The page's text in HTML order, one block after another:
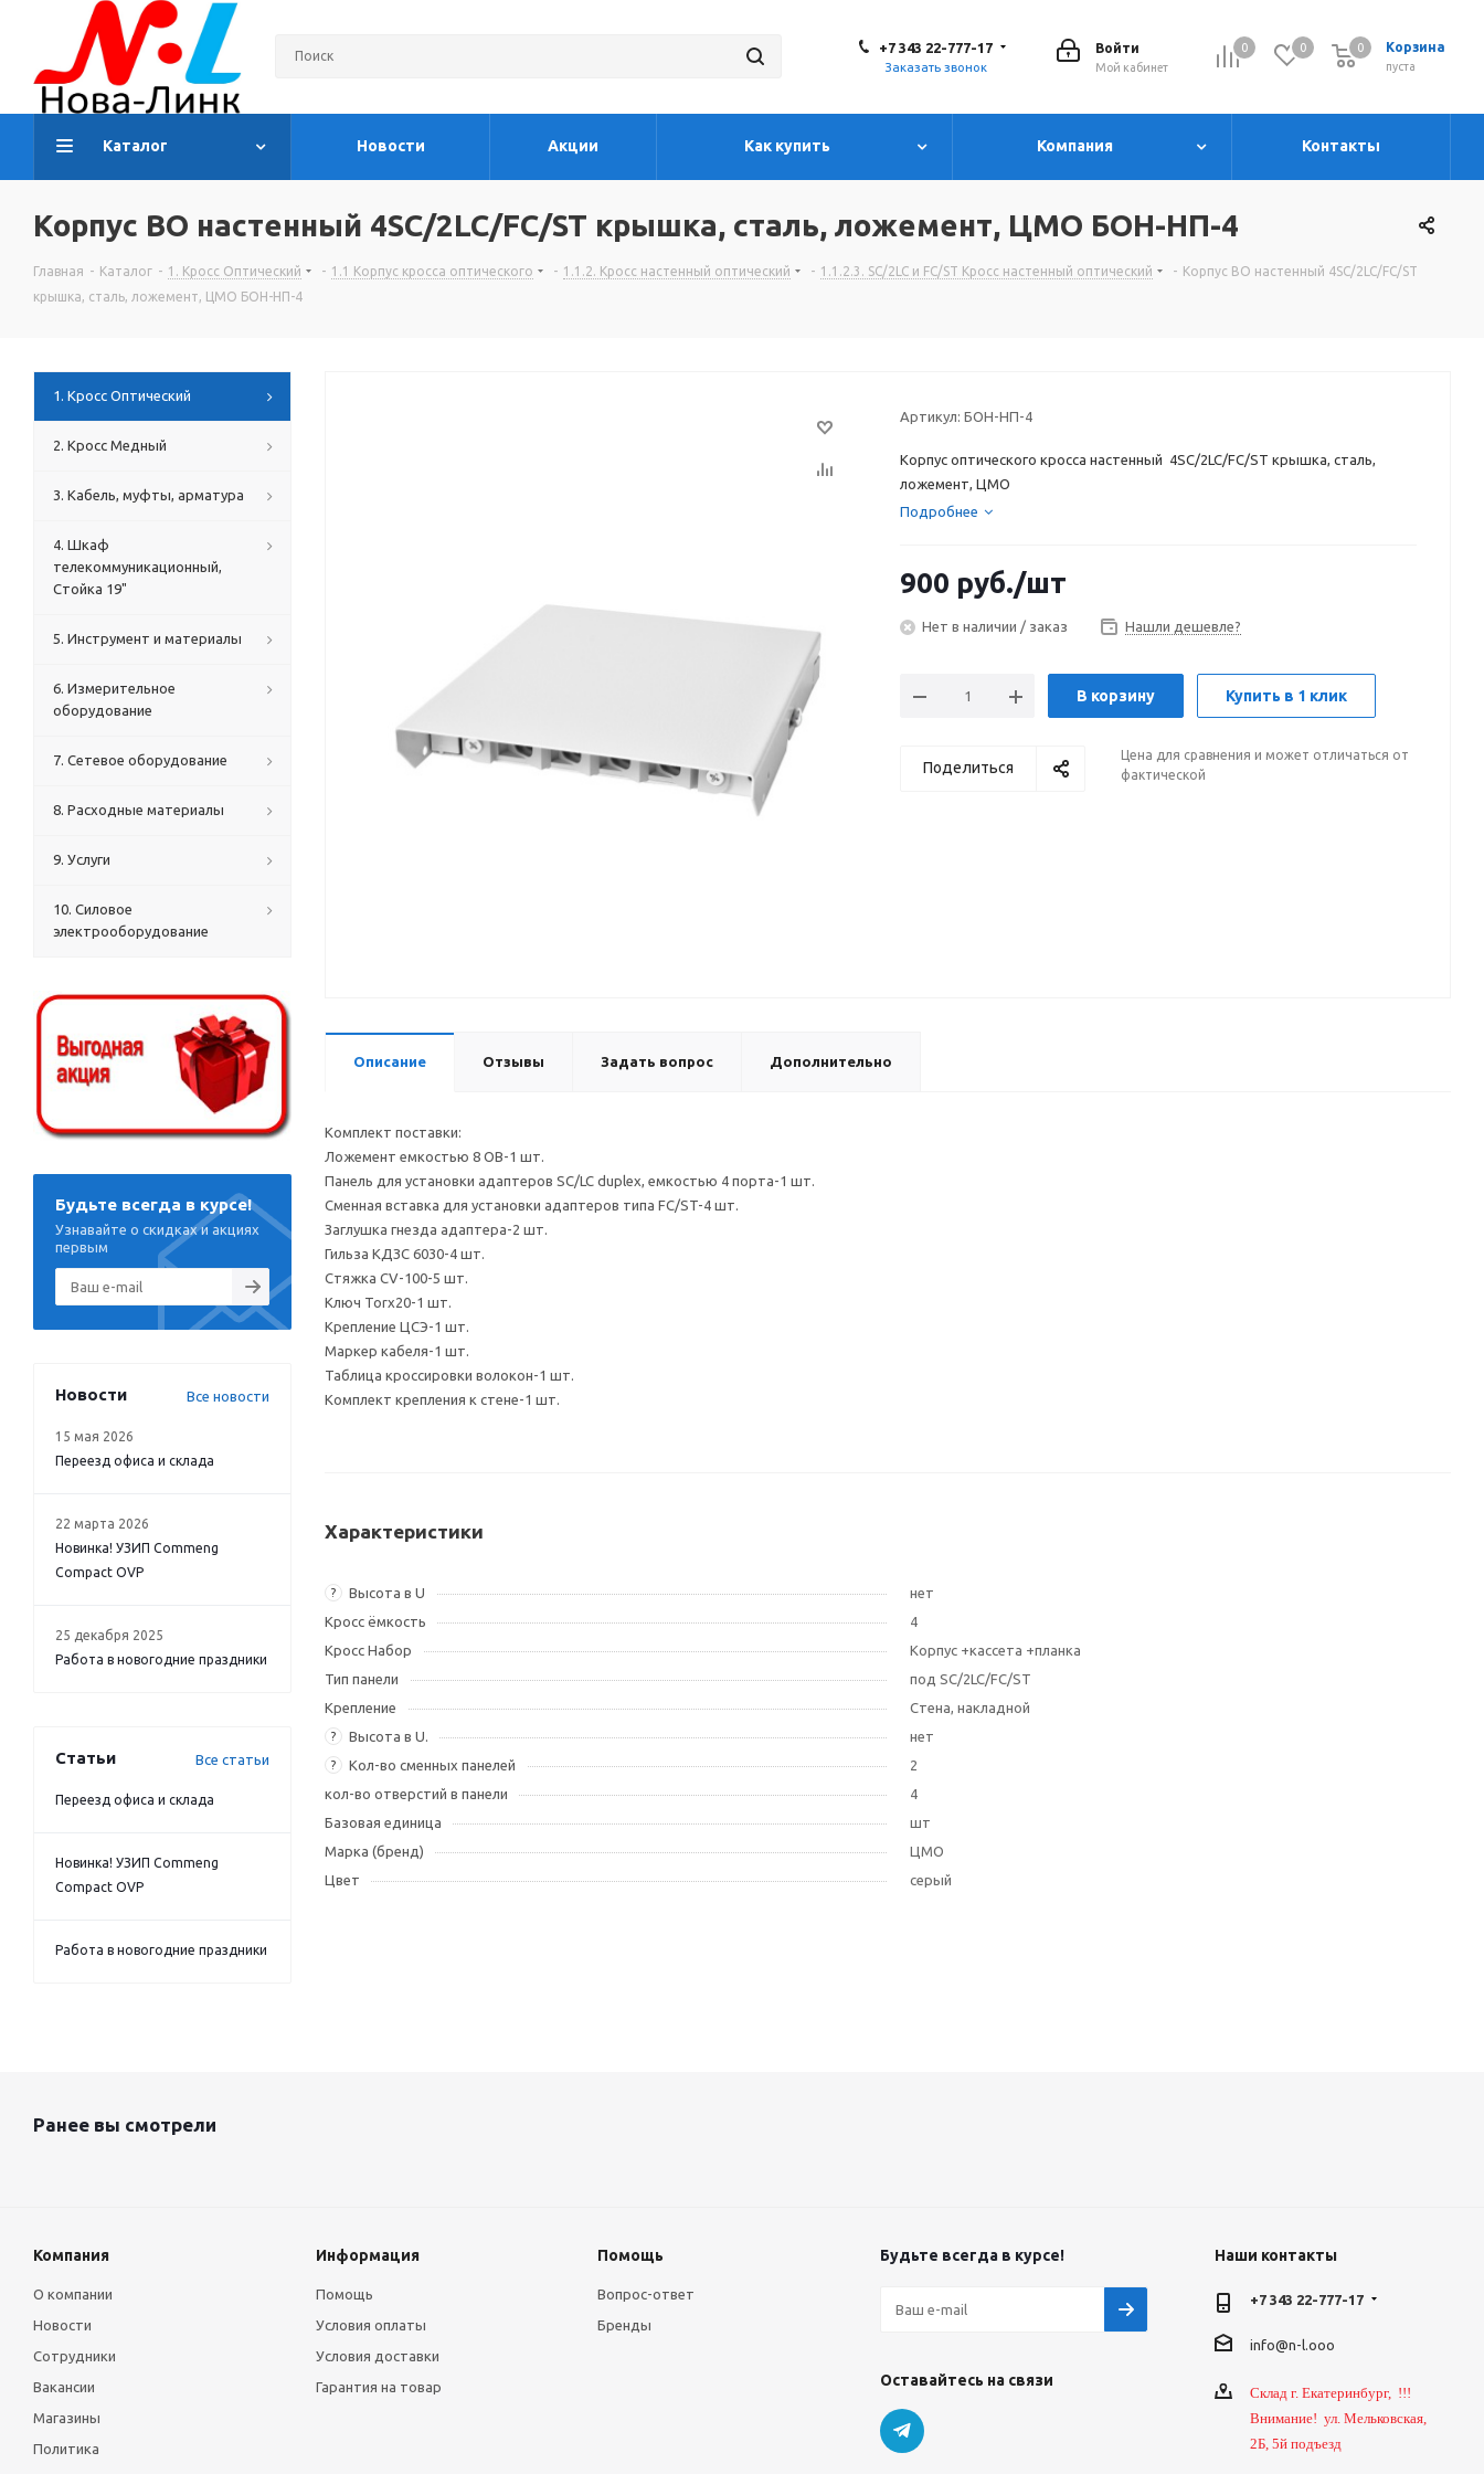
0 0 Корзина
0
пуста
0
Войти
Мой кабинет
+7 343 22-777-17
Заказать звонок
Каталог Новости Акции Как купить Компания Контакты
Корпус ВО настенный 4SC/2LC/FC/ST крышка, сталь, ложемент, ЦМО БОН-НП-4
Главная - Каталог - 1. Кросс Оптический - 1.1 Корпус кросса оптического - 1.1.2. Кросс настенный оптический - 1.1.2.3. SC/2LC и FC/ST Кросс настенный оптический - Корпус ВО настенный 4SC/2LC/FC/ST
крышка, сталь, ложемент, ЦМО БОН-НП-4
Артикул: БОН-НП-4
Корпус оптического кросса настенный 4SC/2LC/FC/ST крышка, сталь,
ложемент, ЦМО
Подробнее
900 руб./шт
Нет в наличии / заказ Нашли дешевле?
В корзину Купить в 1 клик
Поделиться
Цена для сравнения и может отличаться от
фактической
Описание Отзывы Задать вопрос Дополнительно
Комплект поставки:
Ложемент емкостью 8 ОВ-1 шт.
Панель для установки адаптеров SC/LC duplex, емкостью 4 порта-1 шт.
Сменная вставка для установки адаптеров типа FC/ST-4 шт.
Заглушка гнезда адаптера-2 шт.
Гильза КДЗС 6030-4 шт.
Стяжка CV-100-5 шт.
Ключ Torx20-1 шт.
Крепление ЦСЭ-1 шт.
Маркер кабеля-1 шт.
Таблица кроссировки волокон-1 шт.
Комплект крепления к стене-1 шт.
Характеристики
? Высота в U
нет
Кросс ёмкость
4
Кросс Набор
Корпус +кассета +планка
Тип панели
под SC/2LC/FC/ST
Крепление
Стена, накладной
? Высота в U. нет
? Кол-во сменных панелей
2
кол-во отверстий в панели
4
Базовая единица
шт
Марка (бренд)
ЦМО
Цвет
серый
1. Кросс Оптический
2. Кросс Медный
3. Кабель, муфты, арматура
4. Шкаф
телекоммуникационный,
Стойка 19"
5. Инструмент и материалы
6. Измерительное
оборудование
7. Сетевое оборудование
8. Расходные материалы
9. Услуги
10. Силовое
электрооборудование
Будьте всегда в курсе!
Узнавайте о скидках и акциях
первым
Новости Все новости
15 мая 2026
Переезд офиса и склада
22 марта 2026
Новинка! УЗИП Commeng
Compact OVP
25 декабря 2025
Работа в новогодние праздники
Статьи Все статьи
Переезд офиса и склада
Новинка! УЗИП Commeng
Compact OVP
Работа в новогодние праздники
Ранее вы смотрели
Компания
О компании
Новости
Сотрудники
Вакансии
Магазины
Политика
Информация
Помощь
Условия оплаты
Условия доставки
Гарантия на товар
Помощь
Вопрос-ответ
Бренды
Будьте всегда в курсе!
Оставайтесь на связи
Наши контакты
+7 343 22-777-17
info@n-l.ooo
Склад г. Екатеринбург, !!!
Внимание! ул. Мельковская,
2Б, 5й подъезд